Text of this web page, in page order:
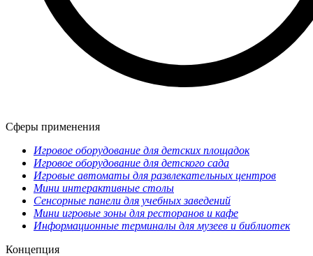
Сферы применения
Игровое оборудование для детских площадок
Игровое оборудование для детского сада
Игровые автоматы для развлекательных центров
Мини интерактивные столы
Сенсорные панели для учебных заведений
Мини игровые зоны для ресторанов и кафе
Информационные терминалы для музеев и библиотек
Концепция